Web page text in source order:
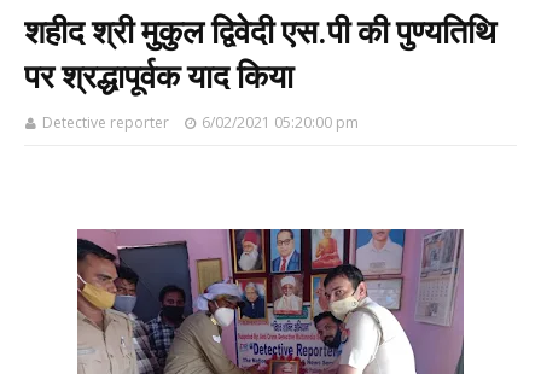
शहीद श्री मुकुल द्विवेदी एस.पी की पुण्यतिथि
पर श्रद्धापूर्वक याद किया
Detective reporter 6/02/2021 05:20:00 pm